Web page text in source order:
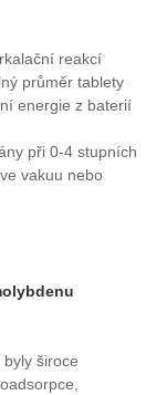
reakcí
průměr tablety
energie z baterií
při 0-4 stupních
vakuu nebo
široce